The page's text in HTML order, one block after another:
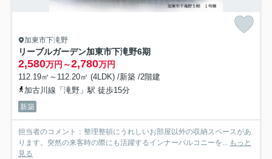
加東市下滝野
リーブルガーデン加東市下滝野6期
2,580万円～2,780万円
112.19㎡～112.20㎡ (4LDK) /新築 /2階建
加古川線「滝野」駅 徒歩15分
新築
担当者のコメント：整理整頓にうれしいお部屋以外の収納スペースがあ
ります。突然の来客時の際にも活躍するインナーバルコニーを... もっと
見る